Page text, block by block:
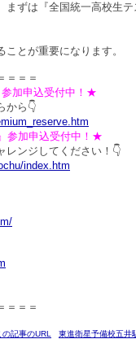
まずは『全国統一高校生テ
とが重要になります。
＝＝＝
加申込受付中！★
から👇
参加申込受付中！★
レンジしてください！👇
index.htm
＝＝＝
の記事のURL 東進衛星予備校五井